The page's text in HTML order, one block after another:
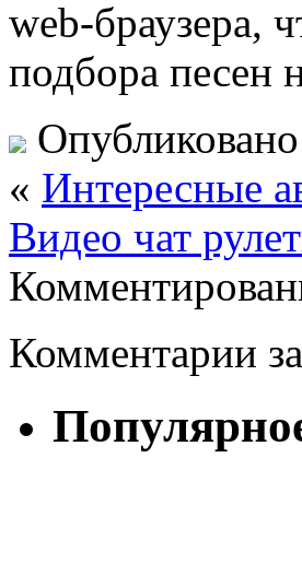
web-браузера,
подбора песен
« Интересные
Видео чат
Комментарии